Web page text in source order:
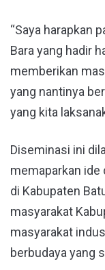
“Saya harapkan
Bara yang hadir
memberikan
yang nantinya
yang kita
Diseminasi ini
memaparkan ide
di Kabupaten
masyarakat
masyarakat
berbudaya yang